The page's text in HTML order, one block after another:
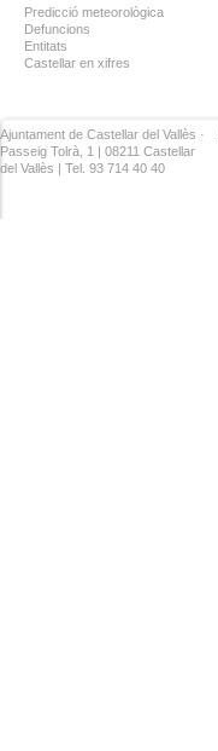
Predicció meteorològica
Defuncions
Entitats
Castellar en xifres
Ajuntament de Castellar del Vallès ·
Passeig Tolrà, 1 | 08211 Castellar
del Vallès | Tel. 93 714 40 40